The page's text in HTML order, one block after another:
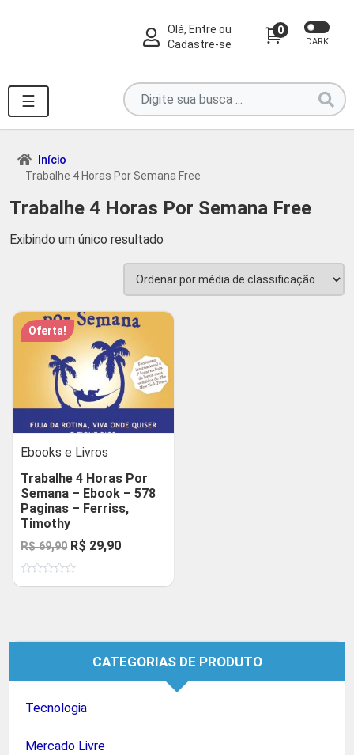
Olá, Entre ou
Cadastre-se
0
DARK
☰
Pesquise
por
produtos
...
Início
Trabalhe 4 Horas Por Semana Free
Trabalhe 4 Horas Por Semana Free
Exibindo um único resultado
Oferta!
Ebooks e Livros
Trabalhe 4 Horas Por
Semana – Ebook – 578
Paginas – Ferriss,
Timothy
R$69,90 O
preço
original
R$ 29,90O
atual
CATEGORIAS DE PRODUTO
Tecnologia
Mercado Livre